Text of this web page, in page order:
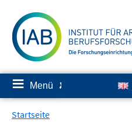
zum
Inhalt
≡ Menü ✘
Startseite